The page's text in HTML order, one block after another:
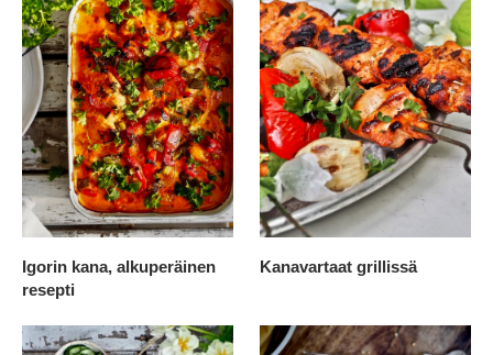
Igorin kana, alkuperäinen
resepti
Kanavartaat grillissä